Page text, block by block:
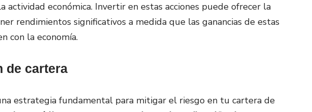
actividad económica. Invertir en estas acciones puede ofrecer la
rendimientos significativos a medida que las ganancias de estas
con la economía.
de cartera
estrategia fundamental para mitigar el riesgo en tu cartera de